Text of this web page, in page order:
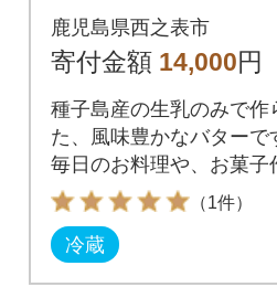
鹿児島県西之表市
寄付金額 14,000円
種子島産の生乳のみで作
た、風味豊かなバターで
毎日のお料理や、お菓子
に是非どうぞ!
（1件）
冷蔵